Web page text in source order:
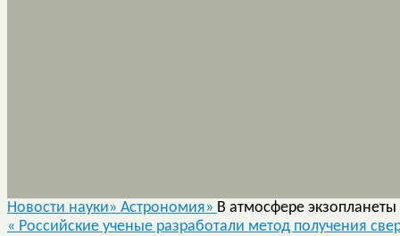
Новости науки» Астрономия» В атмосфере
« Российские ученые разработали метод получения